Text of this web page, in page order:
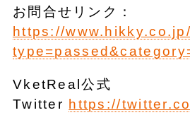
お問合せリンク：
https://
VketReal公式
Twitter https://